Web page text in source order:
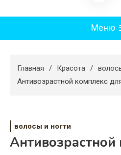
Меню
Худеем
Главная Красота
Антивозрастной комплекс
волосы и ногти
Антивозрастной